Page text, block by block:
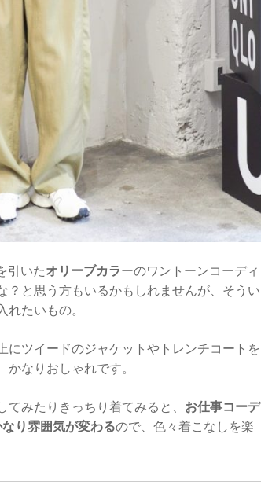
引いたオリーブカラーのワントーンコーディ
？と思う方もいるかもしれませんが、そうい
れたいもの。
にツイードのジャケットやトレンチコートを
なりおしゃれです。
みたりきっちり着てみると、 お仕事コーデ
り雰囲気が変わるので、色々着こなしを楽